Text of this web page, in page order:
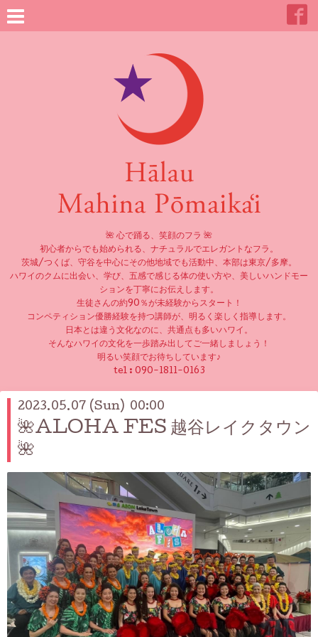
🌺 心で踊る、笑顔のフラ 🌺
初心者からでも始められる、ナチュラルでエレガントなフラ。
茨城/つくば、守谷を中心にその他地域でも活動中、本部は東京/多摩。
ハワイのクムに出会い、学び、五感で感じる体の使い方や、美しいハンドモー
ションを丁寧にお伝えします。
生徒さんの約90％が未経験からスタート！
コンペティション優勝経験を持つ講師が、明るく楽しく指導します。
日本とは違う文化なのに、共通点も多いハワイ。
そんなハワイの文化を一歩踏み出してご一緒しましょう！
明るい笑顔でお待ちしています♪
tel : 090-1811-0163
2023.05.07 (Sun) 00:00
🌺ALOHA FES 越谷レイクタウン
🌺